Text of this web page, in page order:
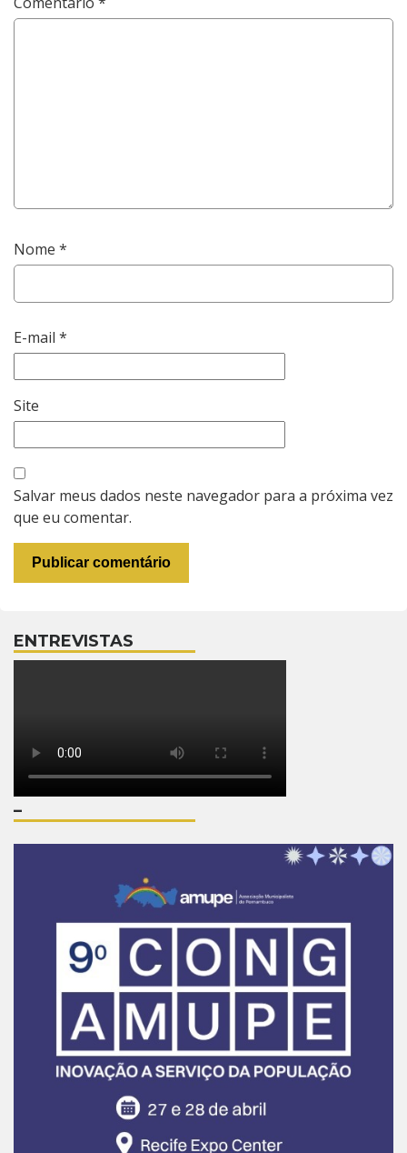
Nome *
E-mail *
Site
Salvar meus dados neste navegador para a próxima vez
que eu comentar.
ENTREVISTAS
–